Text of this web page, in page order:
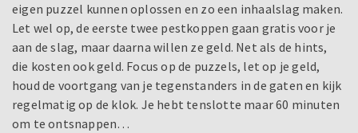
eigen puzzel kunnen oplossen en zo een inhaalslag maken.
Let wel op, de eerste twee pestkoppen gaan gratis voor je
aan de slag, maar daarna willen ze geld. Net als de hints,
die kosten ook geld. Focus op de puzzels, let op je geld,
houd de voortgang van je tegenstanders in de gaten en kijk
regelmatig op de klok. Je hebt tenslotte maar 60 minuten
om te ontsnappen…